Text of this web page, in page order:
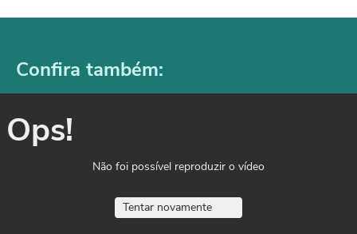
Confira também:
Ops!
Não foi possível reproduzir o vídeo
Tentar novamente